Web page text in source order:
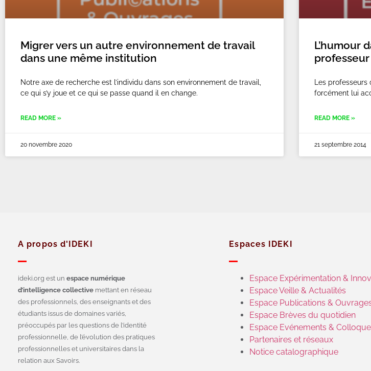
Migrer vers un autre environnement de travail
dans une même institution
Notre axe de recherche est l’individu dans son environnement de travail,
ce qui s’y joue et ce qui se passe quand il en change.
READ MORE »
20 novembre 2020
L’humour
Les professeurs
forcément lui
READ MORE »
21 septembre 2014
A propos d'IDEKI
ideki.org est un espace numérique
d’intelligence collective mettant en réseau
des professionnels, des enseignants et des
étudiants issus de domaines variés,
préoccupés par les questions de l’identité
professionnelle, de l’évolution des pratiques
professionnelles et universitaires dans la
relation aux Savoirs.
Espaces IDEKI
Espace Expérimentation &
Espace Veille & Actualités
Espace Publications &
Espace Brèves du quotidien
Espace Evénements &
Partenaires et réseaux
Notice catalographique